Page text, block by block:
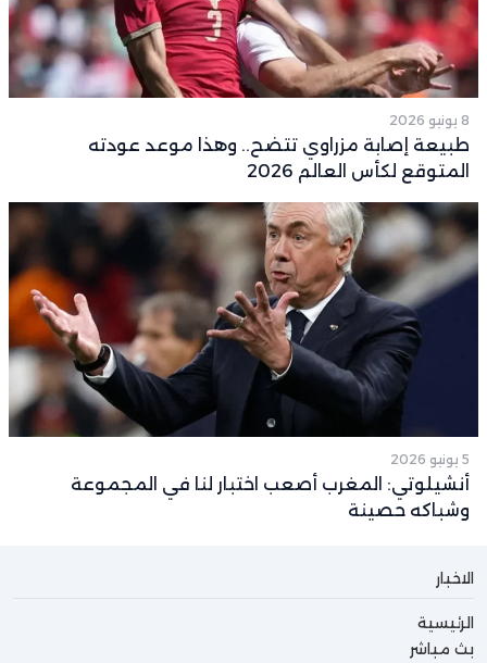
8 يونيو 2026
طبيعة إصابة مزراوي تتضح.. وهذا موعد عودته
المتوقع لكأس العالم 2026
5 يونيو 2026
أنشيلوتي: المغرب أصعب اختبار لنا في المجموعة
وشباكه حصينة
الاخبار
الرئيسية
بث مباشر